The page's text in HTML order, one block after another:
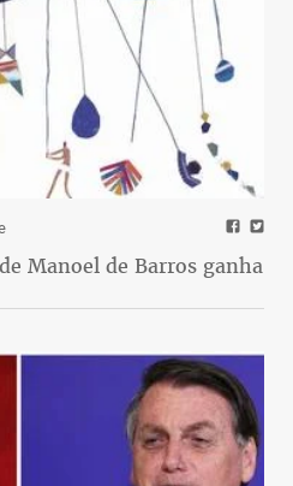
Manoel de Barros ganha